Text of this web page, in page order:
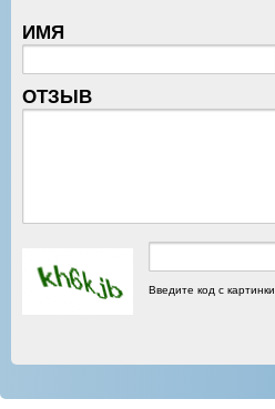
ИМЯ
ОТЗЫВ
Введите код с картинки